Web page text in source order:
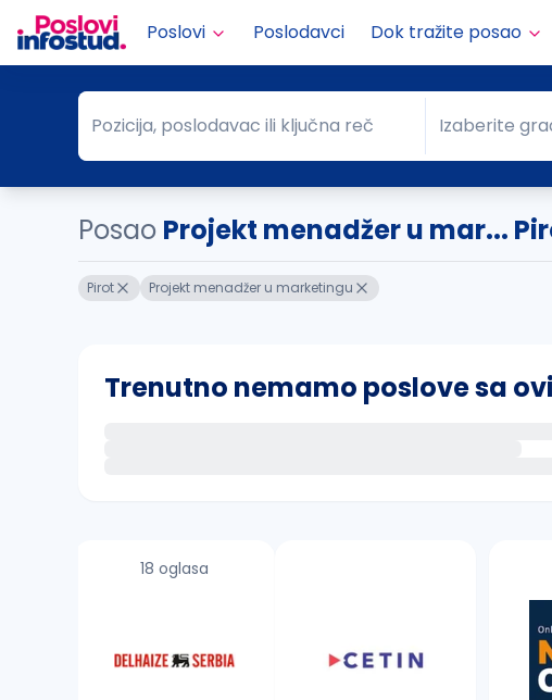
Poslovi Poslodavci Dok tražite posao
Pozicija, poslodavac ili ključna reč
Pozicija, poslodavac ili ključna reč Grad
Izaberite
Posao Projekt menadžer u mar...
Pirot Projekt menadžer u marketingu
Trenutno nemamo poslove sa
proverite pravopisne greške (koristite č, ć, š, đ,
18 oglasa